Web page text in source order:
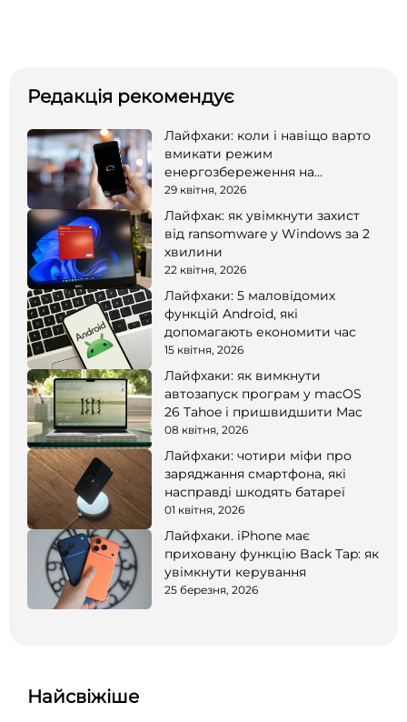
Редакція рекомендує
Лайфхаки: коли і навіщо варто
вмикати режим
енергозбереження на
смартфоні
29 квітня, 2026
Лайфхак: як увімкнути захист
від ransomware у Windows за 2
хвилини
22 квітня, 2026
Лайфхаки: 5 маловідомих
функцій Android, які
допомагають економити час
15 квітня, 2026
Лайфхаки: як вимкнути
автозапуск програм у macOS
26 Tahoe і пришвидшити Mac
08 квітня, 2026
Лайфхаки: чотири міфи про
заряджання смартфона, які
насправді шкодять батареї
01 квітня, 2026
Лайфхаки. iPhone має
приховану функцію Back Tap: як
увімкнути керування
25 березня, 2026
Найсвіжіше